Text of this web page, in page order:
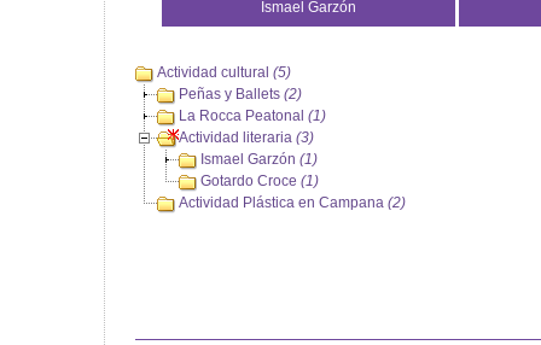
Ismael Garzón
Actividad cultural (5)
Peñas y Ballets (2)
La Rocca Peatonal (1)
Actividad literaria (3)
Ismael Garzón (1)
Gotardo Croce (1)
Actividad Plástica en Campana (2)